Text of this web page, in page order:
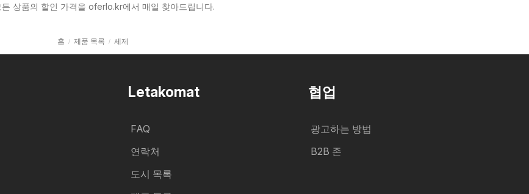
상품의 할인 가격을 oferlo.kr에서 매일 찾아드립니다.
홈 제품 목록 세제
Letakomat
FAQ
연락처
도시 목록
협업
광고하는 방법
B2B 존